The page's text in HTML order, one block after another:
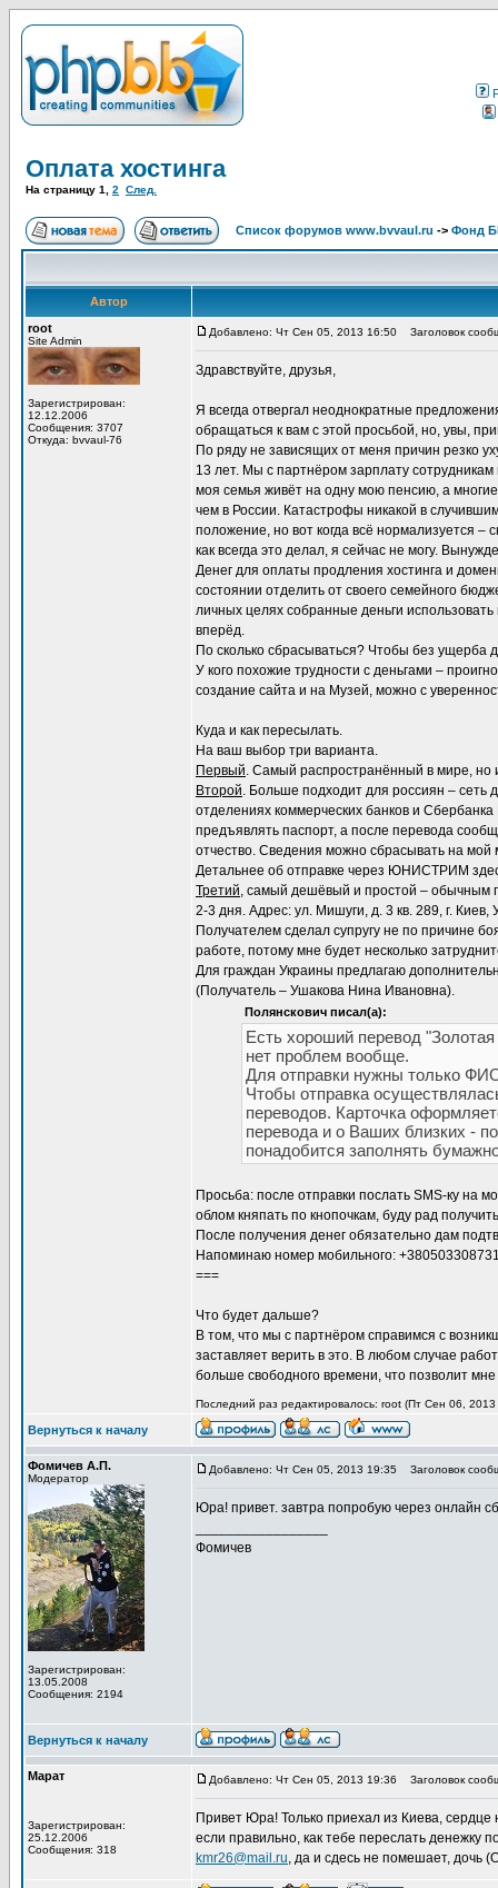
Оплата хостинга
На страницу 1 2 След.
Список форумов www.bvvaul.ru -> Фонд
Автор
root
Site Admin
Зарегистрирован:
12.12.2006
Сообщения: 3707
Откуда: bvvaul-76
Добавлено: Чт Сен 05, 2013 16:50 Заголовок
Здравствуйте, друзья,
Я всегда отвергал неоднократные
обращаться к вам с этой просьбой, но, увы,
По ряду не зависящих от меня причин резко
13 лет. Мы с партнёром зарплату
моя семья живёт на одну мою пенсию, а
чем в России. Катастрофы никакой в
положение, но вот когда всё нормализуется –
как всегда это делал, я сейчас не могу.
Денег для оплаты продления хостинга и
состоянии отделить от своего семейного
личных целях собранные деньги
вперёд.
По сколько сбрасываться? Чтобы без
У кого похожие трудности с деньгами –
создание сайта и на Музей, можно с
Куда и как пересылать.
На ваш выбор три варианта.
Первый. Самый распространённый в мире, но
Второй. Больше подходит для россиян –
отделениях коммерческих банков и
предъявлять паспорт, а после перевода
отчество. Сведения можно сбрасывать на
Детальнее об отправке через ЮНИСТРИМ
Третий, самый дешёвый и простой – обычным
2-3 дня. Адрес: ул. Мишуги, д. 3 кв. 289, г.
Получателем сделал супругу не по причине
работе, потому мне будет несколько
Для граждан Украины предлагаю
(Получатель – Ушакова Нина Ивановна).
Полянскович писал(а):
Есть хороший перевод
нет проблем вообще.
Для отправки нужны только
Чтобы отправка
переводов. Карточка
перевода и о Ваших близких -
понадобится заполнять
Просьба: после отправки послать SMS-ку на
облом княпать по кнопочкам, буду рад
После получения денег обязательно дам
Напоминаю номер мобильного:
===
Что будет дальше?
В том, что мы с партнёром справимся с
заставляет верить в это. В любом случае
больше свободного времени, что позволит
Последний раз редактировалось: root (Пт Сен 06, 2013
Вернуться к началу
Фомичев А.П.
Модератор
Зарегистрирован:
13.05.2008
Сообщения: 2194
Добавлено: Чт Сен 05, 2013 19:35 Заголовок
Юра! привет. завтра попробую через онлайн
Фомичев
Вернуться к началу
Марат
Зарегистрирован:
25.12.2006
Сообщения: 318
Добавлено: Чт Сен 05, 2013 19:36 Заголовок
Привет Юра! Только приехал из Киева, сердце
если правильно, как тебе переслать денежку
kmr26@mail.ru, да и сдесь не помешает, дочь